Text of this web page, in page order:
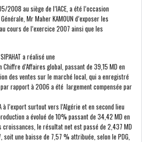
COMMUNIQUÉS DE
PRESSE
BOURSE DE TUNIS : UN BILAN
HEBDOMADAIRE...
LE CMF ET LA BANQUE DE
FRANCE RENFORCENT...
au siège de l’IACE, a été l’occasion
Mr Maher KAMOUN d’exposer les
cours de l’exercice 2007 ainsi que les
a réalisé une
d’Affaires global, passant de 39,15 MD en
des ventes sur le marché local, qui a enregistré
rapport à 2006 a été largement compensée par
l’export surtout vers l’Algérie et en second lieu
a évolué de 10% passant de 34,42 MD en
le résultat net est passé de 2,437 MD
une baisse de 7,57 % attribuée, selon le PDG,